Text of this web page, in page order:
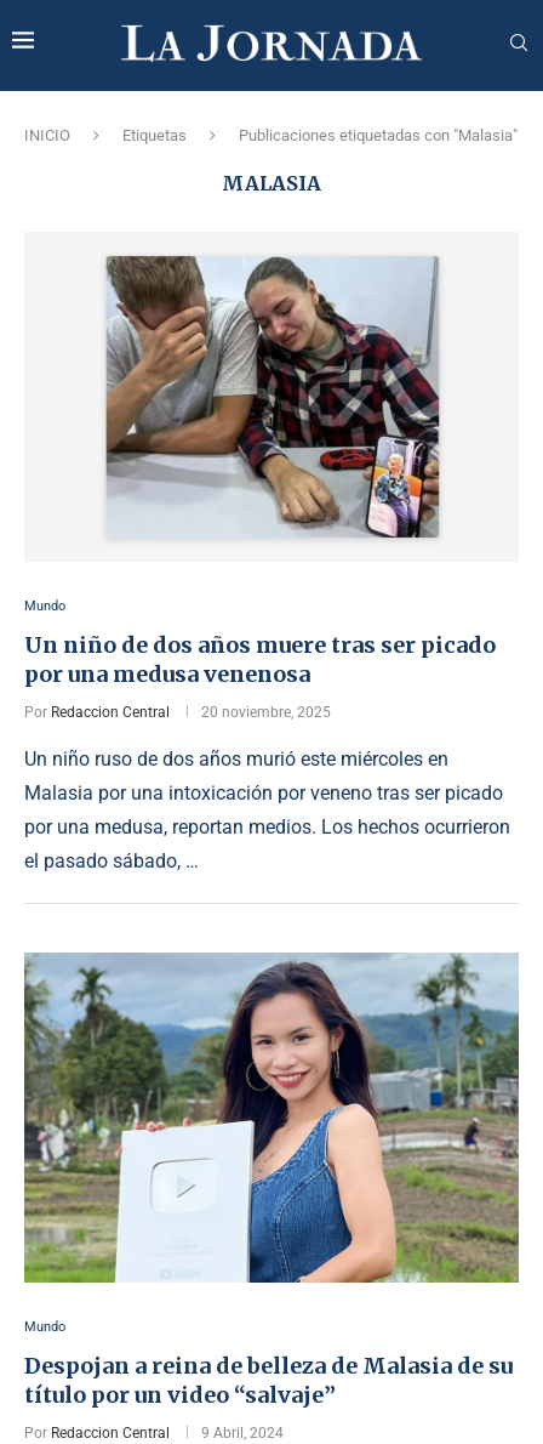
INICIO Etiquetas Publicaciones etiquetadas con "Malasia"
MALASIA
Mundo
Un niño de dos años muere tras ser picado
por una medusa venenosa
Por Redaccion Central 20 noviembre, 2025
Un niño ruso de dos años murió este miércoles en
Malasia por una intoxicación por veneno tras ser picado
por una medusa, reportan medios. Los hechos ocurrieron
el pasado sábado, …
Mundo
Despojan a reina de belleza de Malasia de su
título por un video “salvaje”
Por Redaccion Central 9 Abril, 2024